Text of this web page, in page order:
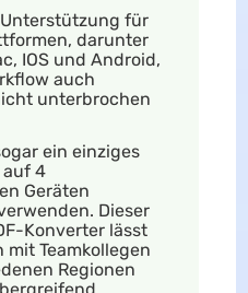
für
darunter
IOS und Android,
auch
unterbrochen
ein einziges
auf 4
Geräten
Dieser
Konverter lässt
mit Teamkollegen
Regionen